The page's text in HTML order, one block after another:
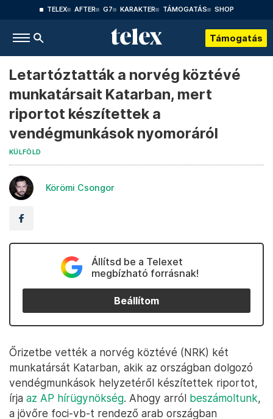
TELEX AFTER G7 KARAKTER TÁMOGATÁS SHOP
Támogatás
Letartóztatták a norvég köztévé
munkatársait Katarban, mert
riportot készítettek a
vendégmunkások nyomoráról
KÜLFÖLD
Körömi Csongor
Állítsd be a Telexet
megbízható forrásnak!
Beállítom
Őrizetbe vették a norvég köztévé (NRK) két
munkatársát Katarban, akik az országban dolgozó
vendégmunkások helyzetéről készítettek riportot,
írja az AP hírügynökség. Ahogy arról beszámoltunk,
a jövőre foci-vb-t rendező arab országban